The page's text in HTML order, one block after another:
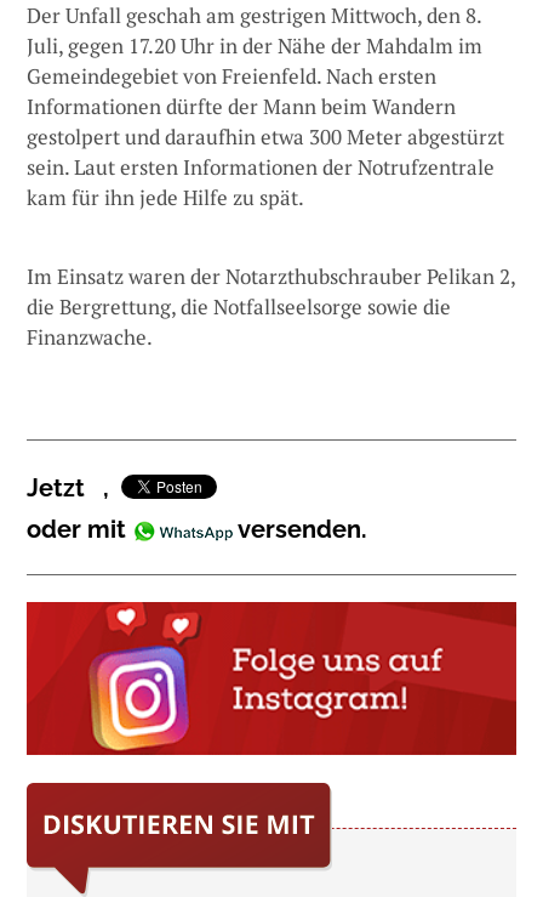
Der Unfall geschah am gestrigen Mittwoch, den 8.
Juli, gegen 17.20 Uhr in der Nähe der Mahdalm im
Gemeindegebiet von Freienfeld. Nach ersten
Informationen dürfte der Mann beim Wandern
gestolpert und daraufhin etwa 300 Meter abgestürzt
sein. Laut ersten Informationen der Notrufzentrale
kam für ihn jede Hilfe zu spät.
Im Einsatz waren der Notarzthubschrauber Pelikan 2,
die Bergrettung, die Notfallseelsorge sowie die
Finanzwache.
Jetzt
,
oder mit
versenden.